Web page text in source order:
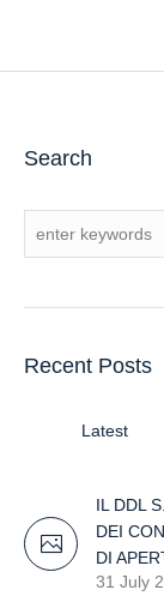
Search
Recent Posts
Latest
IL DDL
DEI
DI
31 July